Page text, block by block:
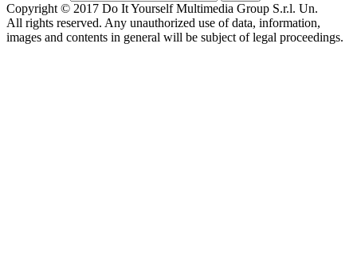
Copyright © 2017 Do It Yourself Multimedia Group S.r.l. Un.
All rights reserved. Any unauthorized use of data, information,
images and contents in general will be subject of legal proceedings.